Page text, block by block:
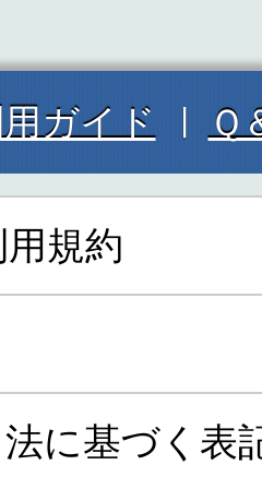
ガイド Ｑ
規約
に基づく表